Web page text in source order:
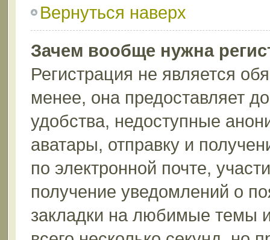
Вернуться наверх
Зачем вообще нужна
Регистрация не является
менее, она предоставляет
удобства, недоступные
аватары, отправку и
по электронной почте,
получение уведомлений о
закладки на любимые темы